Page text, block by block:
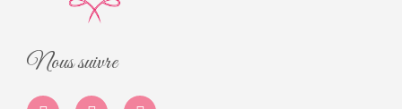
Nous suivre